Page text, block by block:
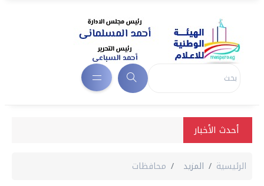
أحدث الأخبار
الرئيسية المزيد محافظات